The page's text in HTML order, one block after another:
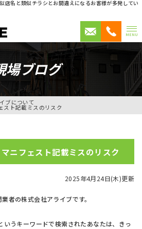
店名と類似チラシとお間違えになるお客様が多発してい
MENU
場ブログ
ブについて
スト記載ミスのリスク
ニフェスト記載ミスのリスク
2025年4月24日(木)更新
者の株式会社アライブです。
いうキーワードで検索されたあなたは、きっ